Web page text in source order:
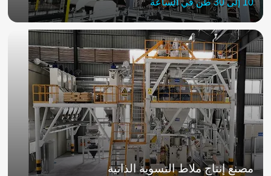
مصنع إنتاج ملاط التسوية الذاتية